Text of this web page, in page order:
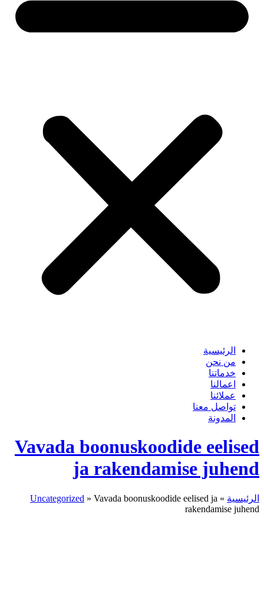
الرئيسية
من نحن
خدماتنا
اعمالنا
عملائنا
تواصل معنا
المدونة
Vavada boonuskoodide eelised
ja rakendamise juhend
الرئيسية »
Uncategorized » Vavada boonuskoodide eelised ja
rakendamise juhend